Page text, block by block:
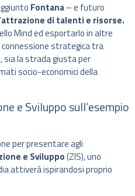
Fontana– e futuro
attrazione di talenti e risorse.
Mind ed esportarlo in altre
connessione strategica tra
sia la strada giusta per
socio-economici della
e Sviluppo sull’esempio
per presentare agli
e Sviluppo(ZIS), uno
attiverà ispirandosi proprio